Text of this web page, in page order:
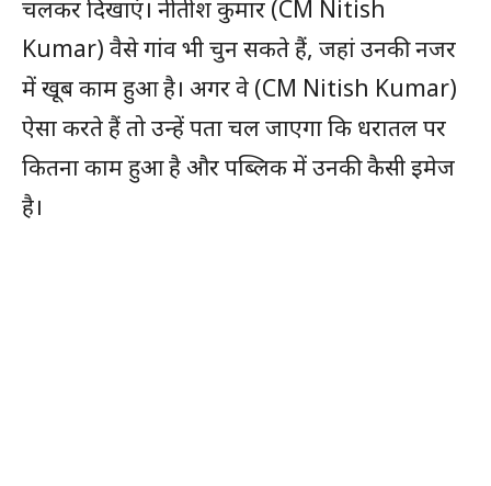
चलकर दिखाएं। नीतीश कुमार (CM Nitish
Kumar) वैसे गांव भी चुन सकते हैं, जहां उनकी नजर
में खूब काम हुआ है। अगर वे (CM Nitish Kumar)
ऐसा करते हैं तो उन्हें पता चल जाएगा कि धरातल पर
कितना काम हुआ है और पब्लिक में उनकी कैसी इमेज
है।